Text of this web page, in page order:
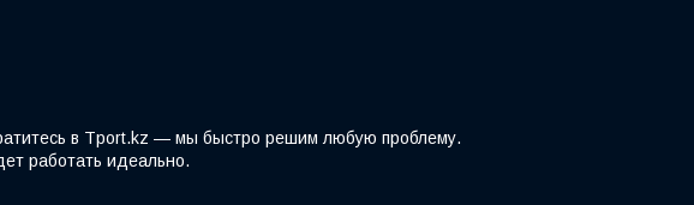
в Tport.kz — мы быстро решим любую проблему.
работать идеально.